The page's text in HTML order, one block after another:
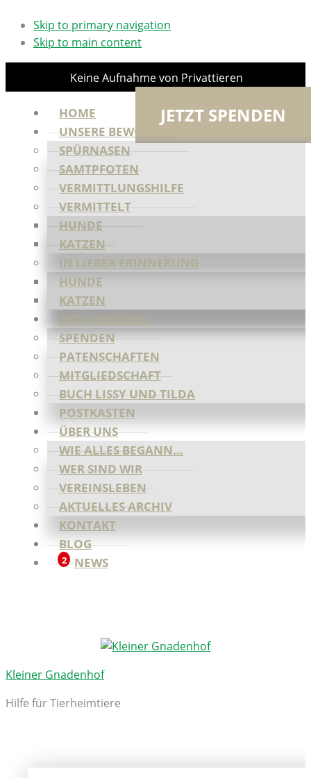
Skip to primary navigation
Skip to main content
JETZT SPENDEN
Keine Aufnahme von Privattieren
HOME
UNSERE BEWOHNER
SPÜRNASEN
SAMTPFOTEN
VERMITTLUNGSHILFE
VERMITTELT
HUNDE
KATZEN
IN LIEBER ERINNERUNG
HUNDE
KATZEN
AKTIV WERDEN
SPENDEN
PATENSCHAFTEN
MITGLIEDSCHAFT
BUCH LISSY UND TILDA
POSTKASTEN
ÜBER UNS
WIE ALLES BEGANN…
WER SIND WIR
VEREINSLEBEN
AKTUELLES ARCHIV
KONTAKT
BLOG
2 NEWS
Kleiner Gnadenhof
Hilfe für Tierheimtiere